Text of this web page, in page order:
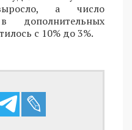
а число
в дополнительных
с 10% до 3%.